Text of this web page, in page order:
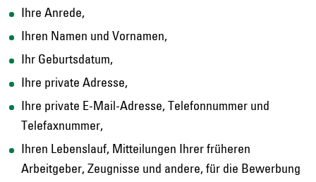
Ihre Anrede,
Ihren Namen und Vornamen,
Ihr Geburtsdatum,
Ihre private Adresse,
Ihre private E-Mail-Adresse, Telefonnummer und
Telefaxnummer,
Ihren Lebenslauf, Mitteilungen Ihrer früheren
Arbeitgeber, Zeugnisse und andere, für die Bewerbung